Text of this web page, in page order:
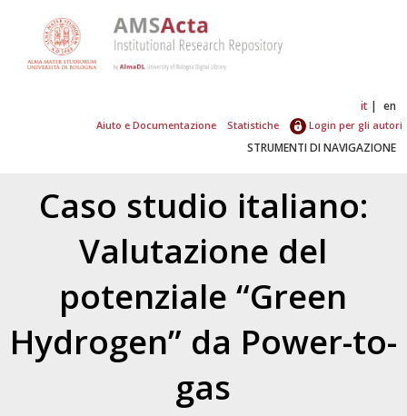
it en
Aiuto e Documentazione Statistiche Login per gli autori
STRUMENTI DI NAVIGAZIONE
Caso studio italiano:
Valutazione del
potenziale “Green
Hydrogen” da Power-to-
gas